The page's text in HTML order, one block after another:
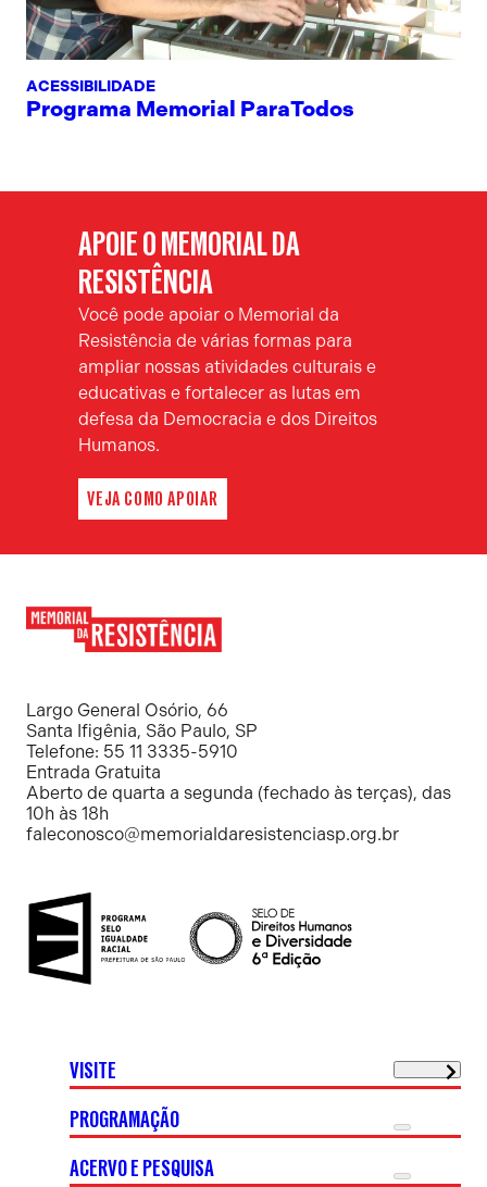
ACESSIBILIDADE
Programa Memorial ParaTodos
APOIE O MEMORIAL DA
RESISTÊNCIA
Você pode apoiar o Memorial da
Resistência de várias formas para
ampliar nossas atividades culturais e
educativas e fortalecer as lutas em
defesa da Democracia e dos Direitos
Humanos.
VEJA COMO APOIAR
Resistência
Largo General Osório, 66
Santa Ifigênia, São Paulo, SP
Telefone: 55 11 3335-5910
Entrada Gratuita
Aberto de quarta a segunda (fechado às terças), das
10h às 18h
faleconosco@memorialdaresistenciasp.org.br
VISITE
PROGRAMAÇÃO
ACERVO E PESQUISA